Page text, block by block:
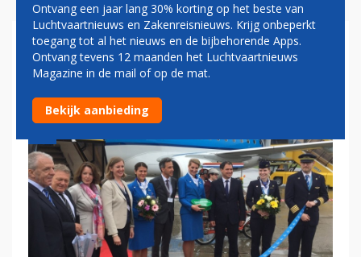
KLM WELKOM GEHETEN IN
GRAZ, PORTO EN GDANSK
Ontvang een jaar lang 30% korting op het beste van
Luchtvaartnieuws en Zakenreisnieuws. Krijg onbeperkt
toegang tot al het nieuws en de bijbehorende Apps.
Ontvang tevens 12 maanden het Luchtvaartnieuws
Magazine in de mail of op de mat.
Bekijk aanbieding